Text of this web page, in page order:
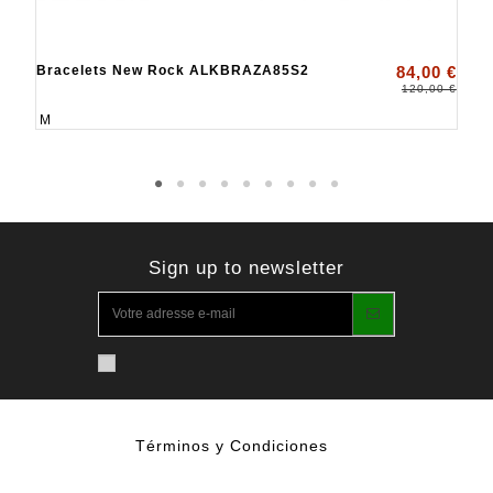
Bracelets New Rock ALKBRAZA85S2 84,00 €
120,00 €
M
Sign up to newsletter
Términos y Condiciones